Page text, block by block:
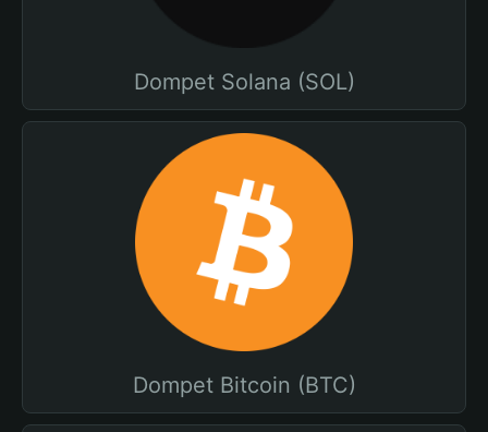
Dompet Solana (SOL)
Dompet Bitcoin (BTC)